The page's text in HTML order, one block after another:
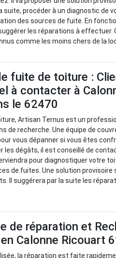
suite, procéder à un diagnostic de
des sources de fuite. En
les réparations à effectuer.
comme les moins chers de la
fuite de toiture :
à contacter à
le 62470
Artisan Ternus est un
de recherche. Une équipe de
vous dépanner si vous êtes
les dégâts, il est conseillé de
pour diagnostiquer votre
de fuites. Une solution provisoire
Il suggérera par la suite les
de réparation et
Calonne Ricouart
la réparation est faite